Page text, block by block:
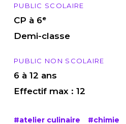
PUBLIC SCOLAIRE
CP à 6ᵉ
Demi-classe
PUBLIC NON SCOLAIRE
6 à 12 ans
Effectif max : 12
#atelier culinaire #chimie